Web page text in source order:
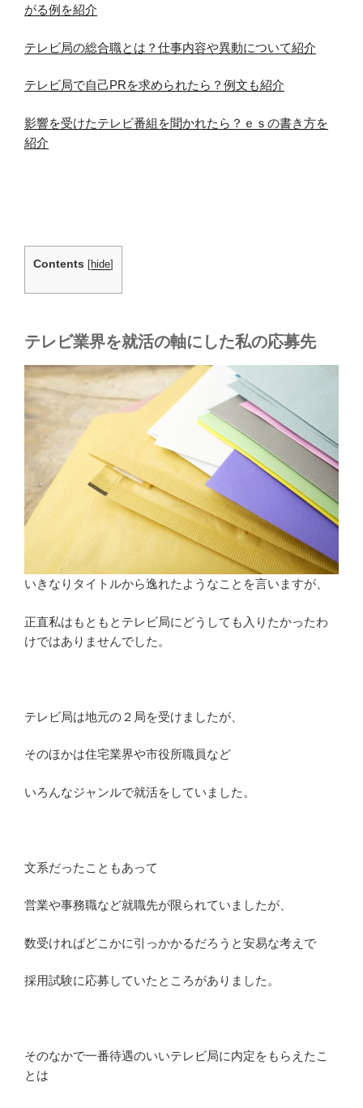
がる例を紹介
テレビ局の総合職とは？仕事内容や異動について紹介
テレビ局で自己PRを求められたら？例文も紹介
影響を受けたテレビ番組を聞かれたら？ｅｓの書き方を
紹介
Contents [hide]
テレビ業界を就活の軸にした私の応募先
いきなりタイトルから逸れたようなことを言いますが、
正直私はもともとテレビ局にどうしても入りたかったわ
けではありませんでした。
テレビ局は地元の２局を受けましたが、
そのほかは住宅業界や市役所職員など
いろんなジャンルで就活をしていました。
文系だったこともあって
営業や事務職など就職先が限られていましたが、
数受ければどこかに引っかかるだろうと安易な考えで
採用試験に応募していたところがありました。
そのなかで一番待遇のいいテレビ局に内定をもらえたこ
とは